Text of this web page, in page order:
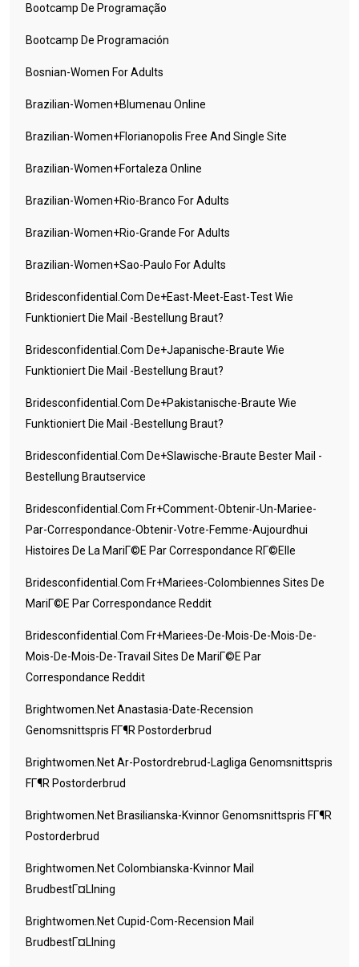
Bootcamp De Programação
Bootcamp De Programación
Bosnian-Women For Adults
Brazilian-Women+blumenau Online
Brazilian-Women+florianopolis Free And Single Site
Brazilian-Women+fortaleza Online
Brazilian-Women+rio-Branco For Adults
Brazilian-Women+rio-Grande For Adults
Brazilian-Women+sao-Paulo For Adults
Bridesconfidential.com De+east-Meet-East-Test Wie
Funktioniert Die Mail -Bestellung Braut?
Bridesconfidential.com De+japanische-Braute Wie
Funktioniert Die Mail -Bestellung Braut?
Bridesconfidential.com De+pakistanische-Braute Wie
Funktioniert Die Mail -Bestellung Braut?
Bridesconfidential.com De+slawische-Braute Bester Mail -
Bestellung Brautservice
Bridesconfidential.com Fr+comment-Obtenir-Un-Mariee-
Par-Correspondance-Obtenir-Votre-Femme-Aujourdhui
Histoires De La MariГ©e Par Correspondance RГ©elle
Bridesconfidential.com Fr+mariees-Colombiennes Sites De
MariГ©e Par Correspondance Reddit
Bridesconfidential.com Fr+mariees-De-Mois-De-Mois-De-
Mois-De-Mois-De-Travail Sites De MariГ©e Par
Correspondance Reddit
Brightwomen.net Anastasia-Date-Recension
Genomsnittspris FГ¶r Postorderbrud
Brightwomen.net Ar-Postordrebrud-Lagliga Genomsnittspris
FГ¶r Postorderbrud
Brightwomen.net Brasilianska-Kvinnor Genomsnittspris FГ¶r
Postorderbrud
Brightwomen.net Colombianska-Kvinnor Mail
BrudbestГ¤llning
Brightwomen.net Cupid-Com-Recension Mail
BrudbestГ¤llning